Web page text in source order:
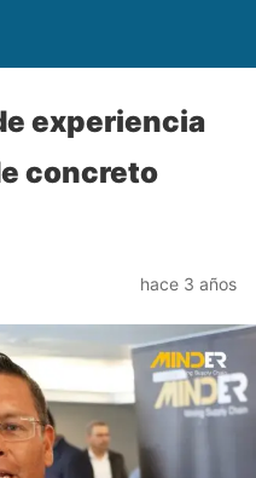
experiencia
concreto
hace 3 años